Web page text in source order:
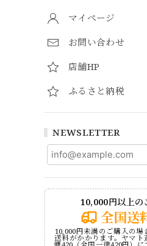
マイページ
お問い合わせ
店舗HP
ふるさと納税
NEWSLETTER
10,000円以上の
全国送
10,000円未満のご購入の場
送料がかかります。ヤマト